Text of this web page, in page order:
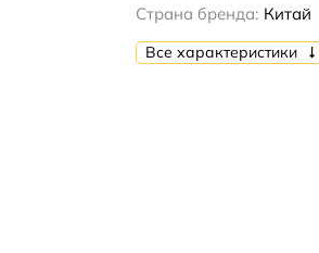
Страна бренда: Китай
Все характеристики